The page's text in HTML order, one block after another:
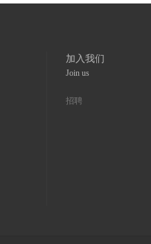
加入我们
Join us
招聘